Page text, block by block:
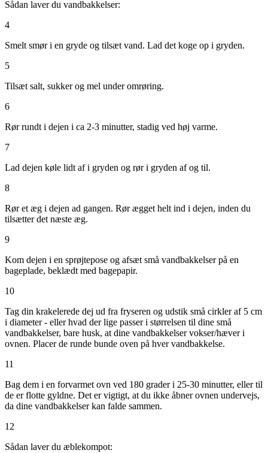
Sådan laver du vandbakkelser:
4
Smelt smør i en gryde og tilsæt vand. Lad det koge op i gryden.
5
Tilsæt salt, sukker og mel under omrøring.
6
Rør rundt i dejen i ca 2-3 minutter, stadig ved høj varme.
7
Lad dejen køle lidt af i gryden og rør i gryden af og til.
8
Rør et æg i dejen ad gangen. Rør ægget helt ind i dejen, inden du
tilsætter det næste æg.
9
Kom dejen i en sprøjtepose og afsæt små vandbakkelser på en
bageplade, beklædt med bagepapir.
10
Tag din krakelerede dej ud fra fryseren og udstik små cirkler af 5 cm
i diameter - eller hvad der lige passer i størrelsen til dine små
vandbakkelser, bare husk, at dine vandbakkelser vokser/hæver i
ovnen. Placer de runde bunde oven på hver vandbakkelse.
11
Bag dem i en forvarmet ovn ved 180 grader i 25-30 minutter, eller til
de er flotte gyldne. Det er vigtigt, at du ikke åbner ovnen undervejs,
da dine vandbakkelser kan falde sammen.
12
Sådan laver du æblekompot: